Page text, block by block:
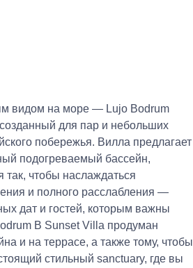
видом на море — Lujo Bodrum
для пар и небольших
побережья. Вилла предлагает
подогреваемый бассейн,
чтобы наслаждаться
и полного расслабления —
дат и гостей, которым важны
В Sunset Villa продуман
и на террасе, а также тому, чтобы
стильный sanctuary, где вы